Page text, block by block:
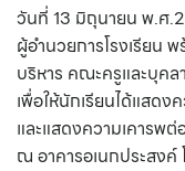
วันที่ 13 มิถุนายน พ.ศ
ผู้อำนวยการโรงเรียน
บริหาร คณะครูและบุค
เพื่อให้นักเรียนได้แส
และแสดงความเคารพ
ณ อาคารอเนกประสงค์